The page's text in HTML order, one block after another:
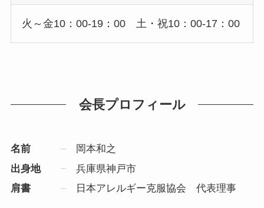
火～金10：00-19：00 土・祝10：00-17：00
会長プロフィール
名前
岡本和之
出身地
兵庫県神戸市
肩書
日本アレルギー克服協会 代表理事